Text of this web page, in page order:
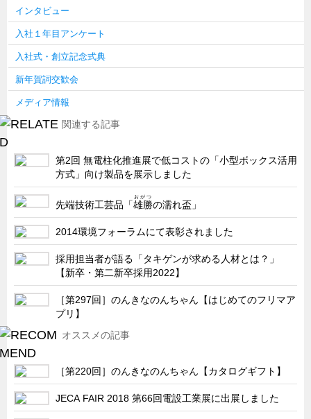
インタビュー
入社１年目アンケート
入社式・創立記念式典
新年賀詞交歓会
メディア情報
関連する記事
第2回 無電柱化推進展で低コストの「小型ボックス活用
方式」向け製品を展示しました
先端技術工芸品「雄勝
おがつ
の濡れ盃」
2014環境フォーラムにて表彰されました
採用担当者が語る「タキゲンが求める人材とは？」
【新卒・第二新卒採用2022】
［第297回］のんきなのんちゃん【はじめてのフリマア
プリ】
オススメの記事
［第220回］のんきなのんちゃん【カタログギフト】
JECA FAIR 2018 第66回電設工業展に出展しました